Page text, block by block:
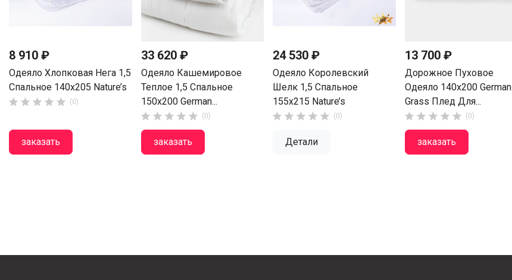
8 910 ₽
Одеяло Хлопковая Нега 1,5
Спальное 140х205 Nature’s
     (0)
заказать
33 620 ₽
Одеяло Кашемировое
Теплое 1,5 Спальное
150х200 German...
     (0)
заказать
24 530 ₽
Одеяло Королевский
Шелк 1,5 Спальное
155х215 Nature’s
     (0)
Детали
13 700 ₽
Дорожное Пуховое
Одеяло 140х200 German
Grass Плед Для...
     (0)
заказать